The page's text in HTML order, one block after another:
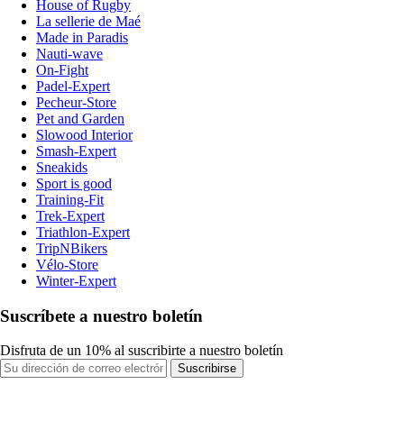
House of Rugby
La sellerie de Maé
Made in Paradis
Nauti-wave
On-Fight
Padel-Expert
Pecheur-Store
Pet and Garden
Slowood Interior
Smash-Expert
Sneakids
Sport is good
Training-Fit
Trek-Expert
Triathlon-Expert
TripNBikers
Vélo-Store
Winter-Expert
Suscríbete a nuestro boletín
Disfruta de un 10% al suscribirte a nuestro boletín
Suscribirse